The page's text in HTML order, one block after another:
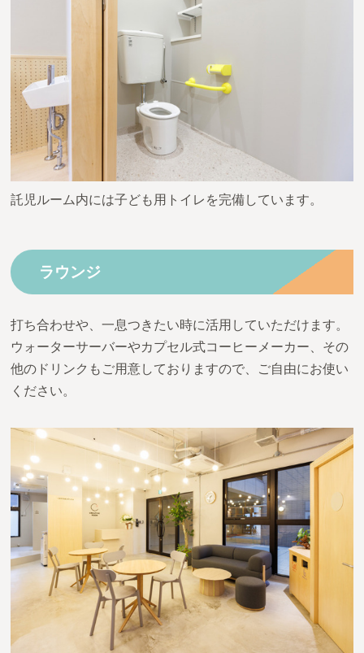
託児ルーム内には子ども用トイレを完備しています。
ラウンジ
打ち合わせや、一息つきたい時に活用していただけます。
ウォーターサーバーやカプセル式コーヒーメーカー、その
他のドリンクもご用意しておりますので、ご自由にお使い
ください。